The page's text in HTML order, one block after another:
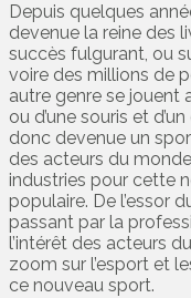
Depuis quelques
devenue la reine des
succès fulgurant, ou
voire des millions de
autre genre se jouent
ou d’une souris et
donc devenue un
des acteurs du
industries pour cette
populaire. De l’essor
passant par la
l’intérêt des acteurs
zoom sur l’esport et
ce nouveau sport.